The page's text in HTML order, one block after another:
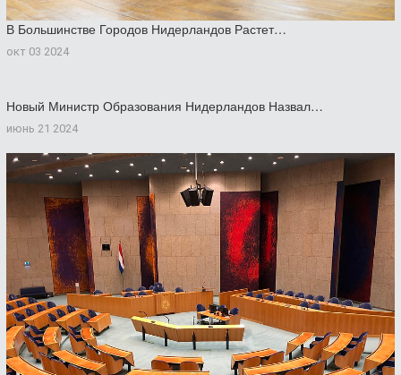
В Большинстве Городов Нидерландов Растет…
окт 03 2024
Новый Министр Образования Нидерландов Назвал…
июнь 21 2024